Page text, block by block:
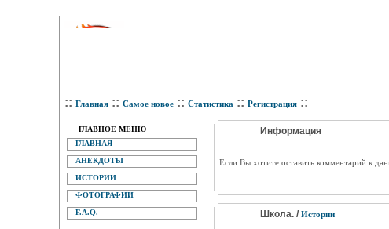
:: Главная :: Самое новое :: Статистика :: Регистрация ::
ГЛАВНОЕ МЕНЮ
ГЛАВНАЯ
АНЕКДОТЫ
ИСТОРИИ
ФОТОГРАФИИ
F.A.Q.
Информация
Eсли Вы хотите оставить комментарий к
Школа. / Истории